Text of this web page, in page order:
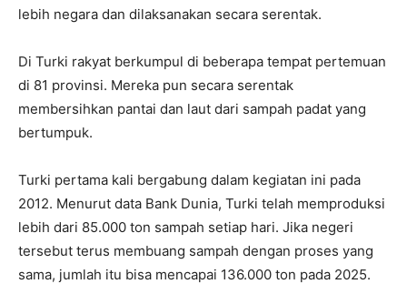
lebih negara dan dilaksanakan secara serentak.
Di Turki rakyat berkumpul di beberapa tempat pertemuan
di 81 provinsi. Mereka pun secara serentak
membersihkan pantai dan laut dari sampah padat yang
bertumpuk.
Turki pertama kali bergabung dalam kegiatan ini pada
2012. Menurut data Bank Dunia, Turki telah memproduksi
lebih dari 85.000 ton sampah setiap hari. Jika negeri
tersebut terus membuang sampah dengan proses yang
sama, jumlah itu bisa mencapai 136.000 ton pada 2025.